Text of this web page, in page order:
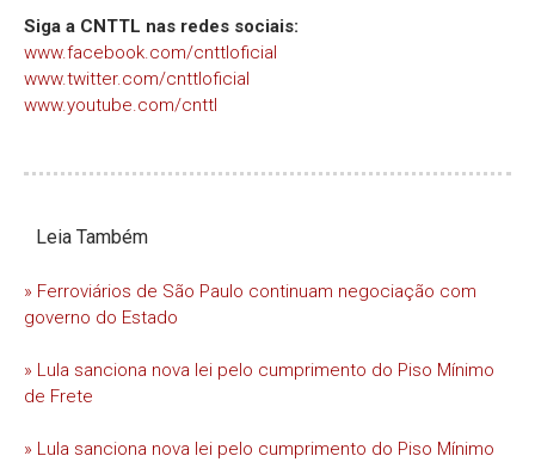
Siga a CNTTL nas redes sociais:
www.facebook.com/cnttloficial
www.twitter.com/cnttloficial
www.youtube.com/cnttl
Leia Também
» Ferroviários de São Paulo continuam negociação com
governo do Estado
» Lula sanciona nova lei pelo cumprimento do Piso Mínimo
de Frete
» Lula sanciona nova lei pelo cumprimento do Piso Mínimo